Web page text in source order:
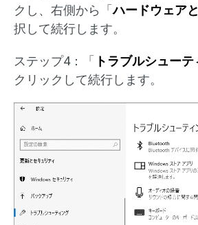
クし、右側から「ハードウェア
択して続行します。
ステップ4：「 トラブルシュー
クリックして続行します。